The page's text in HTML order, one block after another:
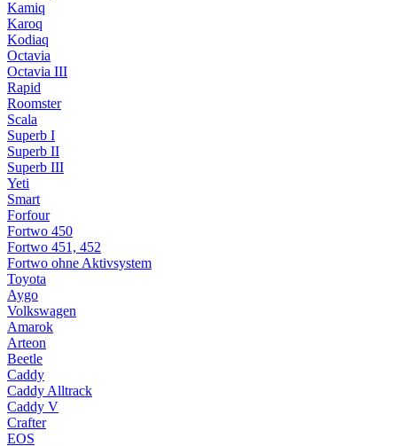
Kamiq
Karoq
Kodiaq
Octavia
Octavia III
Rapid
Roomster
Scala
Superb I
Superb II
Superb III
Yeti
Smart
Forfour
Fortwo 450
Fortwo 451, 452
Fortwo ohne Aktivsystem
Toyota
Aygo
Volkswagen
Amarok
Arteon
Beetle
Caddy
Caddy Alltrack
Caddy V
Crafter
EOS